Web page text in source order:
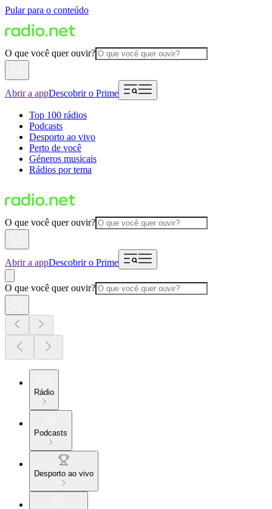
Pular para o conteúdo
O que você quer ouvir?
Abrir a appDescobrir o Prime
Top 100 rádios
Podcasts
Desporto ao vivo
Perto de você
Géneros musicais
Rádios por tema
O que você quer ouvir?
Abrir a appDescobrir o Prime
O que você quer ouvir?
Rádio
Podcasts
Desporto ao vivo